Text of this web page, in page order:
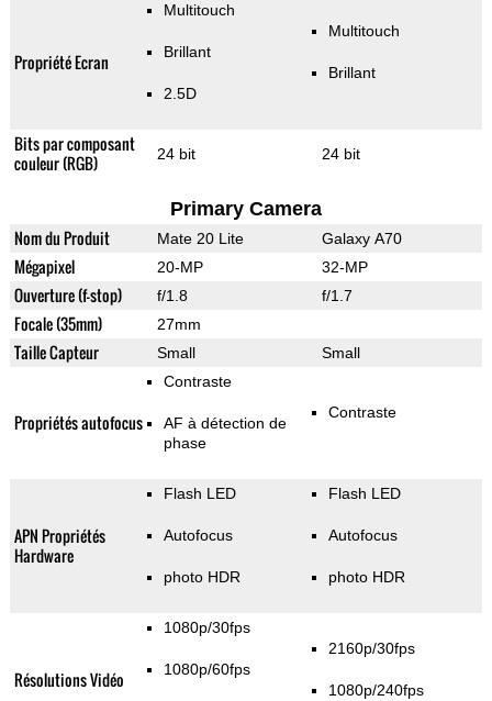
Propriété Ecran
Multitouch
Brillant
2.5D
Multitouch
Brillant
Bits par composant
couleur (RGB)
24 bit 24 bit
Primary Camera
Nom du Produit Mate 20 Lite Galaxy A70
Mégapixel 20-MP 32-MP
Ouverture (f-stop) f/1.8 f/1.7
Focale (35mm) 27mm
Taille Capteur Small Small
Propriétés autofocus
Contraste
AF à détection de
phase
Contraste
APN Propriétés
Hardware
Flash LED
Autofocus
photo HDR
Flash LED
Autofocus
photo HDR
Résolutions Vidéo
1080p/30fps
1080p/60fps
2160p/30fps
1080p/240fps